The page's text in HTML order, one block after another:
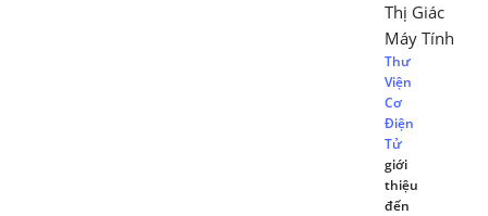
Thị Giác
Máy Tính
Thư
Viện
Cơ
Điện
Tử
giới
thiệu
đến